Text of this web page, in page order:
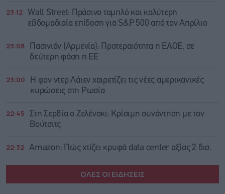
23:12
Wall Street: Πράσινο ταμπλό και καλύτερη
εβδομαδιαία επίδοση για S&P 500 από τον Απρίλιο
23:08
Πασινιάν (Αρμενία): Προτεραιότητα η ΕΑΟΕ, σε
δεύτερη φάση η ΕΕ
23:00
Η φον ντερ Λάιεν χαιρετίζει τις νέες αμερικανικές
κυρώσεις στη Ρωσία
22:45
Στη Σερβία ο Ζελένσκι: Κρίσιμη συνάντηση με τον
Βούτσιτς
22:32 Amazon: Πώς χτίζει κρυφά data center αξίας 2 δισ.
ΟΛΕΣ ΟΙ ΕΙΔΗΣΕΙΣ